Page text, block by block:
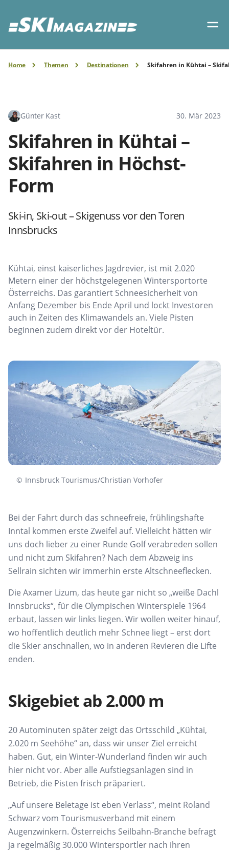
Home Themen Destinationen Skifahren in Kühtai –
Günter Kast 30. Mär 2023
Skifahren in Kühtai –
Skifahren in Höchst-
Form
Ski-in, Ski-out – Skigenuss vor den Toren
Innsbrucks
Kühtai, einst kaiserliches Jagdrevier, ist mit 2.020
Metern einer der höchstgelegenen Wintersportorte
Österreichs. Das garantiert Schneesicherheit von
Anfang Dezember bis Ende April und lockt Investoren
auch in Zeiten des Klimawandels an. Viele Pisten
beginnen zudem direkt vor der Hoteltür.
© Innsbruck Tourismus/Christian Vorhofer
Bei der Fahrt durch das schneefreie, frühlingshafte
Inntal kommen erste Zweifel auf. Vielleicht hätten wir
uns doch lieber zu einer Runde Golf verabreden sollen
und nicht zum Skifahren? Nach dem Abzweig ins
Sellrain sichten wir immerhin erste Altschneeflecken.
Die Axamer Lizum, das heute gar nicht so „weiße Dachl
Innsbrucks“, für die Olympischen Winterspiele 1964
erbaut, lassen wir links liegen. Wirwollen weiter hinauf,
wo hoffentlich deutlich mehr Schnee liegt – erst dort
die Skieranschnallen, wo in anderen Revieren die Lifte
enden.
Skigebiet ab 2.000 m
20 Autominuten späterzeigt das Ortsschild „Kühtai,
2.020 m Seehöhe“ an, dass wir unser Ziel erreicht
haben. Gut, ein Winter-Wunderland finden wir auch
hier nicht vor. Aber alle Aufstiegsanlagen sind in
Betrieb, die Pisten frisch präpariert.
„Auf unsere Beletage ist eben Verlass“, meint Roland
Schwarz vom Tourismusverband mit einem
Augenzwinkern. Österreichs Seilbahn-Branche befragt
ja regelmäßig 30.000 Wintersportler nach ihren